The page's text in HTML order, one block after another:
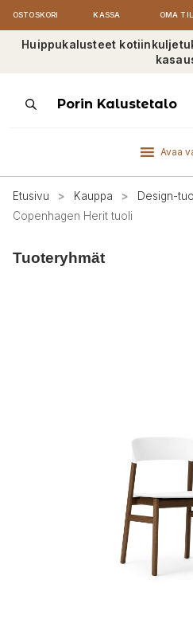
OSTOSKORI KASSA OMA TILI
Huippukalusteet
ProductsPorin Kalustetalo
Avaa
Etusivu > Kauppa > Design-
Copenhagen Herit tuoli
Tuoteryhmät